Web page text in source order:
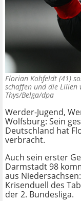
Florian Kohfeldt (41)
schaffen und die
Thys/Belga/dpa
Werder-Jugend,
Wolfsburg: Sein
Deutschland hat
verbracht.
Auch sein erster
Darmstadt 98
aus
Krisenduell des
der 2. Bundesliga.